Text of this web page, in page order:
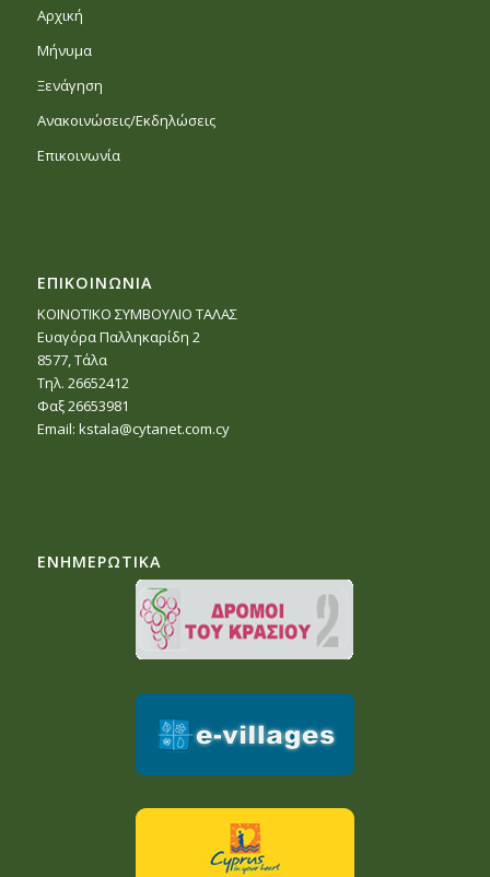
Αρχική
Μήνυμα
Ξενάγηση
Ανακοινώσεις/Εκδηλώσεις
Επικοινωνία
ΕΠΙΚΟΙΝΩΝΙΑ
ΚΟΙΝΟΤΙΚΟ ΣΥΜΒΟΥΛΙΟ ΤΑΛΑΣ
Ευαγόρα Παλληκαρίδη 2
8577, Τάλα
Τηλ. 26652412
Φαξ 26653981
Email: kstala@cytanet.com.cy
ΕΝΗΜΕΡΩΤΙΚΑ